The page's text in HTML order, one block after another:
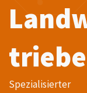
Spezialisierter